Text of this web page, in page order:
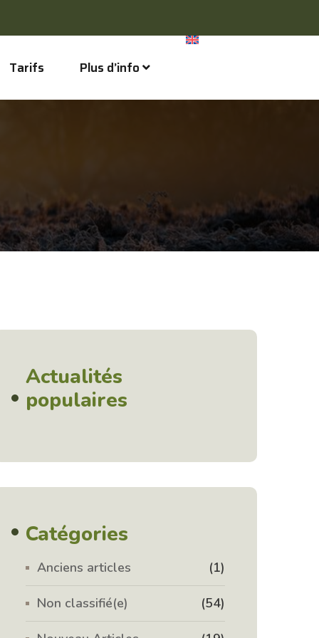
Tarifs Plus d’info
Actualités
populaires
Catégories
Anciens articles (1)
Non classifié(e) (54)